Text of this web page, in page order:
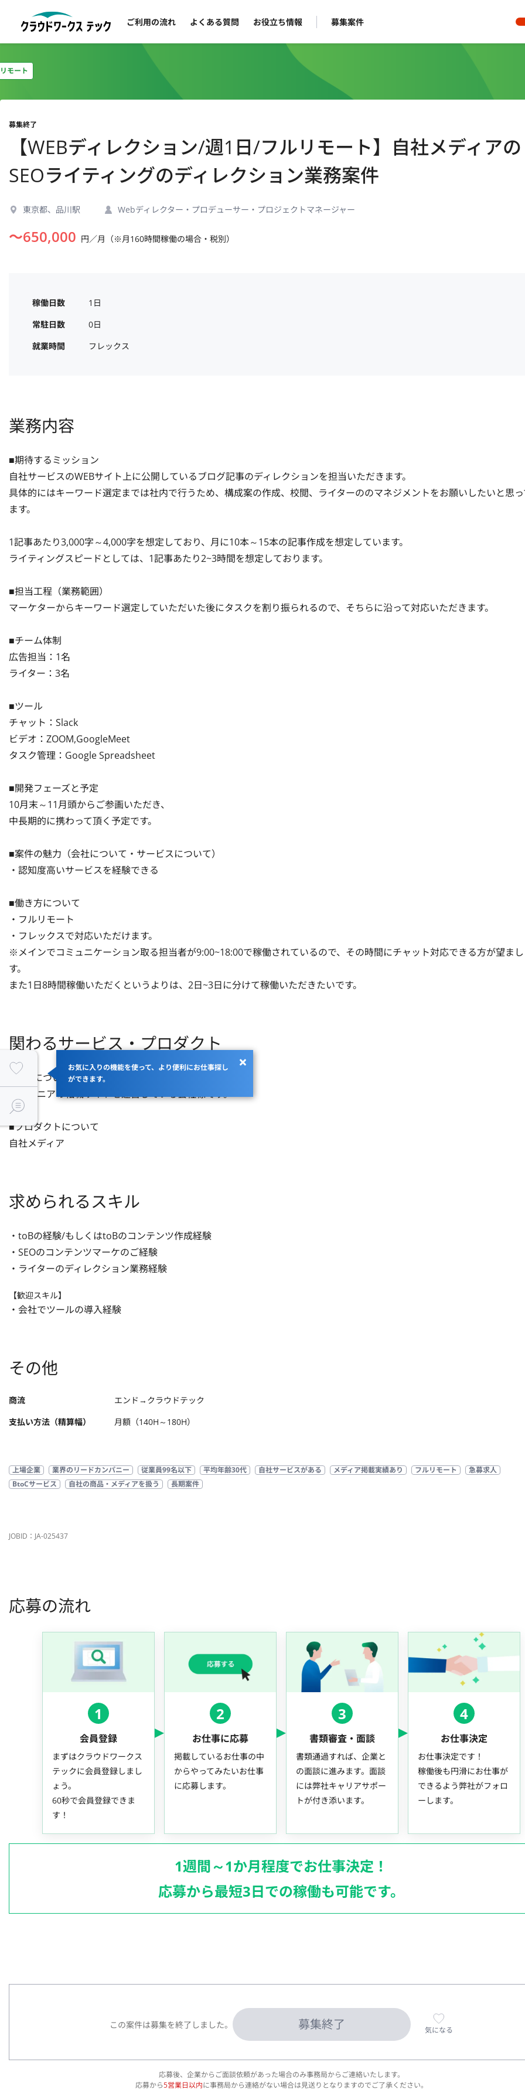
ご利用の流れ よくある質問 お役立ち情報 募集案件
お気に入りの機能を使って、より便利にお仕事探し
ができます。
モート
募集終了
【WEBディレクション/週1日/フルリモート】自社メディアの
SEOライティングのディレクション業務案件
東京都、品川駅 Webディレクター・プロデューサー・プロジェクトマネージャー
〜650,000 円／月（※月160時間稼働の場合・税別）
稼働日数
1日
常駐日数
0日
就業時間
フレックス
業務内容
■期待するミッション
自社サービスのWEBサイト上に公開しているブログ記事のディレクションを担当いただきます。
具体的にはキーワード選定までは社内で行うため、構成案の作成、校閲、ライターののマネジメントをお願いしたいと思
ます。
1記事あたり3,000字～4,000字を想定しており、月に10本～15本の記事作成を想定しています。
ライティングスピードとしては、1記事あたり2~3時間を想定しております。
■担当工程（業務範囲）
マーケターからキーワード選定していただいた後にタスクを割り振られるので、そちらに沿って対応いただきます。
■チーム体制
広告担当：1名
ライター：3名
■ツール
チャット：Slack
ビデオ：ZOOM,GoogleMeet
タスク管理：Google Spreadsheet
■開発フェーズと予定
10月末～11月頭からご参画いただき、
中長期的に携わって頂く予定です。
■案件の魅力（会社について・サービスについて）
・認知度高いサービスを経験できる
■働き方について
・フルリモート
・フレックスで対応いただけます。
※メインでコミュニケーション取る担当者が9:00~18:00で稼働されているので、その時間にチャット対応できる方が望ま
す。
また1日8時間稼働いただくというよりは、2日~3日に分けて稼働いただきたいです。
関わるサービス・プロダクト
■企業について
エンジニアの転職サイトを運営している会社様です。
■プロダクトについて
自社メディア
求められるスキル
・toBの経験/もしくはtoBのコンテンツ作成経験
・SEOのコンテンツマーケのご経験
・ライターのディレクション業務経験
【歓迎スキル】
・会社でツールの導入経験
その他
商流
エンド→クラウドテック
支払い方法（精算幅）
月額（140H～180H）
上場企業 業界のリードカンパニー 従業員99名以下 平均年齢30代 自社サービスがある メディア掲載実績あり フルリモート
急募求人
BtoCサービス
自社の商品・メディアを扱う 長期案件
JOBID：JA-025437
応募の流れ
1
会員登録
まずはクラウドワークス
テックに会員登録しまし
ょう。
60秒で会員登録できま
す！
2
お仕事に応募
掲載しているお仕事の中
からやってみたいお仕事
に応募します。
3
書類審査・面談
書類通過すれば、企業と
の面談に進みます。面談
には弊社キャリアサポー
トが付き添います。
4
お仕事決定
お仕事決定です！
稼働後も円滑にお仕事が
できるよう弊社がフォロ
ーします。
1週間～1か月程度でお仕事決定！
応募から最短3日での稼働も可能です。
この案件は募集を終了しました。 募集終了 気になる
応募後、企業からご面談依頼があった場合のみ事務局からご連絡いたします。
応募から5営業日以内に事務局から連絡がない場合は見送りとなりますのでご了承ください。